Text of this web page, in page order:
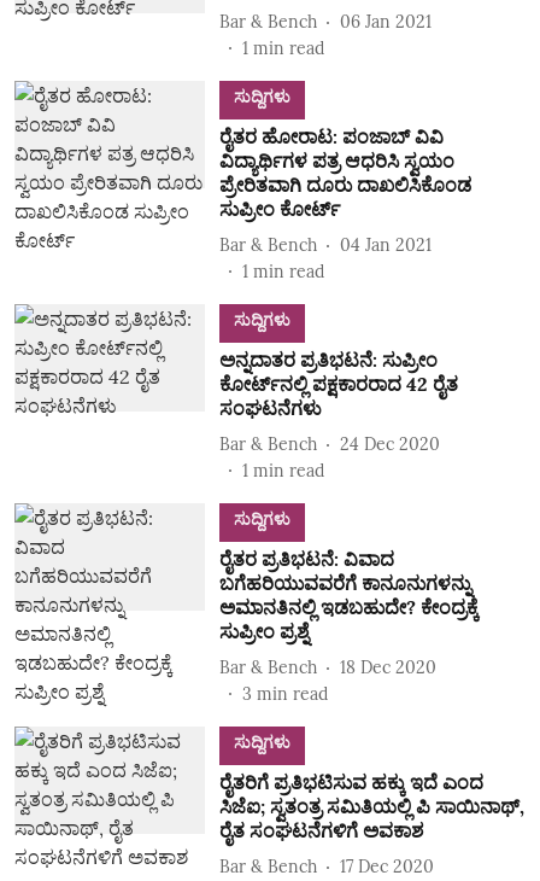
Bar & Bench
06 Jan 2021
1 min read
ಸುದ್ದಿಗಳು
ರೈತರ ಹೋರಾಟ: ಪಂಜಾಬ್‌ ವಿವಿ
ವಿದ್ಯಾರ್ಥಿಗಳ ಪತ್ರ ಆಧರಿಸಿ ಸ್ವಯಂ
ಪ್ರೇರಿತವಾಗಿ ದೂರು ದಾಖಲಿಸಿಕೊಂಡ
ಸುಪ್ರೀಂ ಕೋರ್ಟ್‌
Bar & Bench
04 Jan 2021
1 min read
ಸುದ್ದಿಗಳು
ಅನ್ನದಾತರ ಪ್ರತಿಭಟನೆ: ಸುಪ್ರೀಂ
ಕೋರ್ಟ್‌ನಲ್ಲಿ ಪಕ್ಷಕಾರರಾದ 42 ರೈತ
ಸಂಘಟನೆಗಳು
Bar & Bench
24 Dec 2020
1 min read
ಸುದ್ದಿಗಳು
ರೈತರ ಪ್ರತಿಭಟನೆ: ವಿವಾದ
ಬಗೆಹರಿಯುವವರೆಗೆ ಕಾನೂನುಗಳನ್ನು
ಅಮಾನತಿನಲ್ಲಿ ಇಡಬಹುದೇ? ಕೇಂದ್ರಕ್ಕೆ
ಸುಪ್ರೀಂ ಪ್ರಶ್ನೆ
Bar & Bench
18 Dec 2020
3 min read
ಸುದ್ದಿಗಳು
ರೈತರಿಗೆ ಪ್ರತಿಭಟಿಸುವ ಹಕ್ಕು ಇದೆ ಎಂದ
ಸಿಜೆಐ; ಸ್ವತಂತ್ರ ಸಮಿತಿಯಲ್ಲಿ ಪಿ ಸಾಯಿನಾಥ್,
ರೈತ ಸಂಘಟನೆಗಳಿಗೆ ಅವಕಾಶ
Bar & Bench
17 Dec 2020